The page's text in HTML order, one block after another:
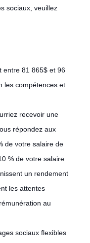
sociaux, veuillez
entre 81 865$ et 96
les compétences et
recevoir une
répondez aux
de votre salaire de
% de votre salaire
un rendement
les attentes
au
sociaux flexibles